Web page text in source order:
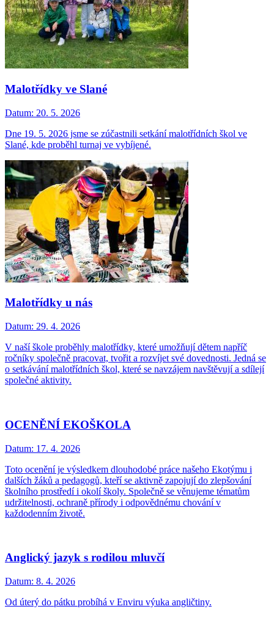
Malotřídky ve Slané
Datum: 20. 5. 2026
Dne 19. 5. 2026 jsme se zúčastnili setkání malotřídních škol ve
Slané, kde proběhl turnaj ve vybíjené.
Malotřídky u nás
Datum: 29. 4. 2026
V naší škole proběhly malotřídky, které umožňují dětem napříč
ročníky společně pracovat, tvořit a rozvíjet své dovednosti. Jedná se
o setkávání malotřídních škol, které se navzájem navštěvují a sdílejí
společné aktivity.
OCENĚNÍ EKOŠKOLA
Datum: 17. 4. 2026
Toto ocenění je výsledkem dlouhodobé práce našeho Ekotýmu i
dalších žáků a pedagogů, kteří se aktivně zapojují do zlepšování
školního prostředí i okolí školy. Společně se věnujeme tématům
udržitelnosti, ochraně přírody i odpovědnému chování v
každodenním životě.
Anglický jazyk s rodilou mluvčí
Datum: 8. 4. 2026
Od úterý do pátku probíhá v Enviru výuka angličtiny.